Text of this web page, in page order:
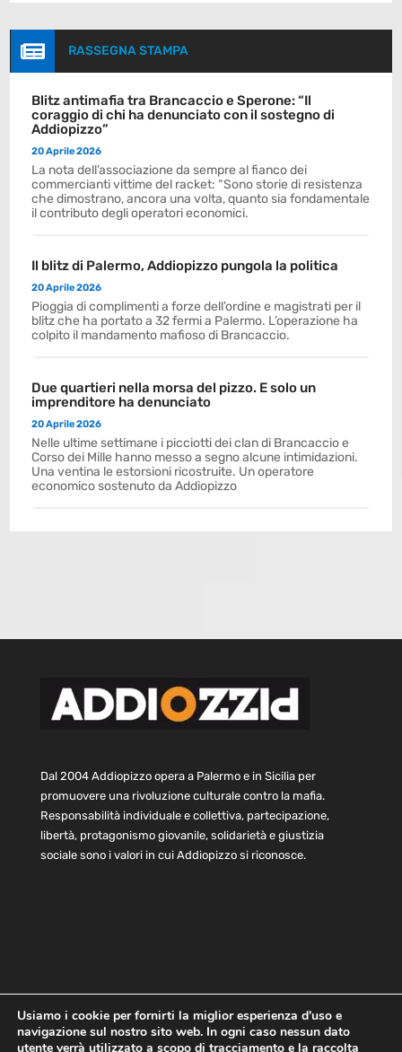
 RASSEGNA STAMPA
Blitz antimafia tra Brancaccio e Sperone: “Il
coraggio di chi ha denunciato con il sostegno di
Addiopizzo”
20 Aprile 2026
La nota dell’associazione da sempre al fianco dei
commercianti vittime del racket: “Sono storie di resistenza
che dimostrano, ancora una volta, quanto sia fondamentale
il contributo degli operatori economici.
Il blitz di Palermo, Addiopizzo pungola la politica
20 Aprile 2026
Pioggia di complimenti a forze dell’ordine e magistrati per il
blitz che ha portato a 32 fermi a Palermo. L’operazione ha
colpito il mandamento mafioso di Brancaccio.
Due quartieri nella morsa del pizzo. E solo un
imprenditore ha denunciato
20 Aprile 2026
Nelle ultime settimane i picciotti dei clan di Brancaccio e
Corso dei Mille hanno messo a segno alcune intimidazioni.
Una ventina le estorsioni ricostruite. Un operatore
economico sostenuto da Addiopizzo
Dal 2004 Addiopizzo opera a Palermo e in Sicilia per
promuovere una rivoluzione culturale contro la mafia.
Responsabilità individuale e collettiva, partecipazione,
libertà, protagonismo giovanile, solidarietà e giustizia
sociale sono i valori in cui Addiopizzo si riconosce.
Home Statuto e bilancio
Contatti
Usiamo i cookie per fornirti la miglior esperienza d'uso e
navigazione sul nostro sito web. In ogni caso nessun dato
utente verrà utilizzato a scopo di tracciamento e la raccolta